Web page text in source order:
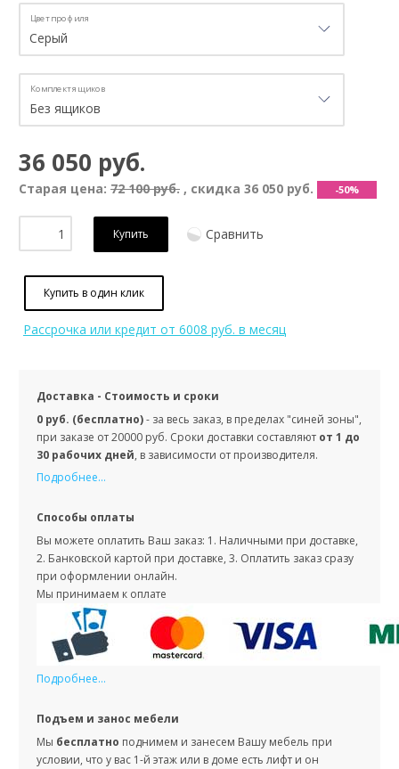
Цвет профиля
Комплект ящиков
36 050 руб.
Старая цена: 72 100 руб. , скидка 36 050 руб. -50%
Купить Сравнить
Купить в один клик
Рассрочка или кредит от 6008 руб. в месяц
Доставка - Стоимость и сроки
0 руб. (бесплатно)- за весь заказ, в пределах "синей зоны",
при заказе от 20000 руб. Сроки доставки составляют от 1 до
30 рабочих дней, в зависимости от производителя.
Подробнее...
Способы оплаты
Вы можете оплатить Ваш заказ: 1. Наличными при доставке,
2. Банковской картой при доставке, 3. Оплатить заказ сразу
при оформлении онлайн.
Мы принимаем к оплате
Подробнее...
Подъем и занос мебели
Мы бесплатно поднимем и занесем Вашу мебель при
условии, что у вас 1-й этаж или в доме есть лифт и он